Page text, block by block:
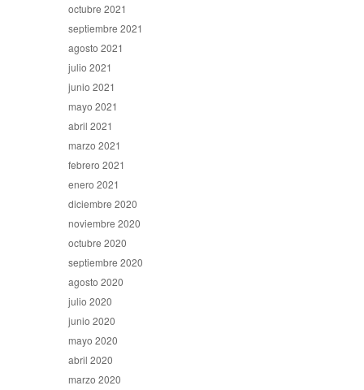
octubre 2021
septiembre 2021
agosto 2021
julio 2021
junio 2021
mayo 2021
abril 2021
marzo 2021
febrero 2021
enero 2021
diciembre 2020
noviembre 2020
octubre 2020
septiembre 2020
agosto 2020
julio 2020
junio 2020
mayo 2020
abril 2020
marzo 2020